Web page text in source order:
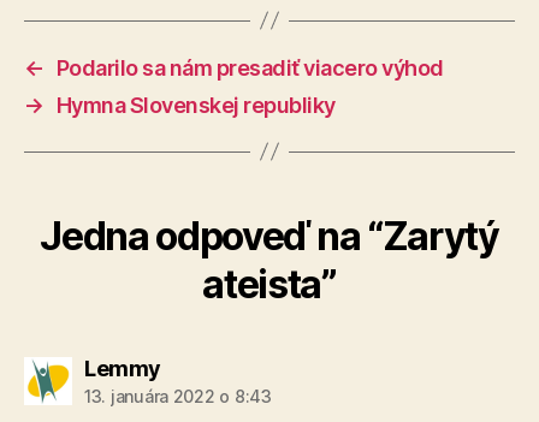
←
Podarilo sa nám presadiť viacero výhod
→
Hymna Slovenskej republiky
Jedna odpoveď na “Zarytý
ateista”
Lemmyhovorí:
13. januára 2022 o 8:43